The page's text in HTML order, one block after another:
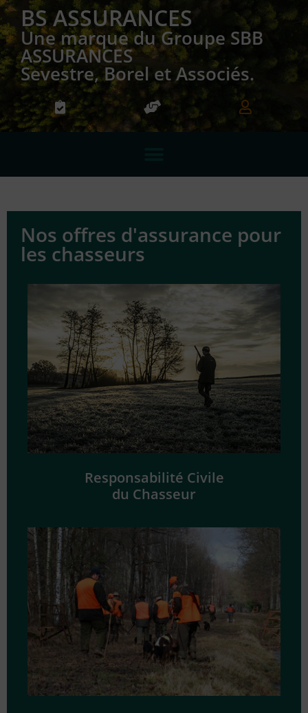
BS ASSURANCES
Une marque du Groupe SBB
ASSURANCES
Sevestre, Borel et Associés.
Nos offres d'assurance pour
les chasseurs
Responsabilité Civile
du Chasseur